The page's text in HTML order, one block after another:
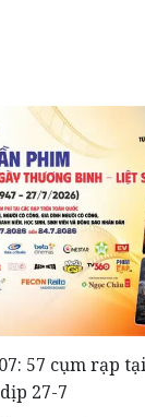
57 cụm rạp
27-7